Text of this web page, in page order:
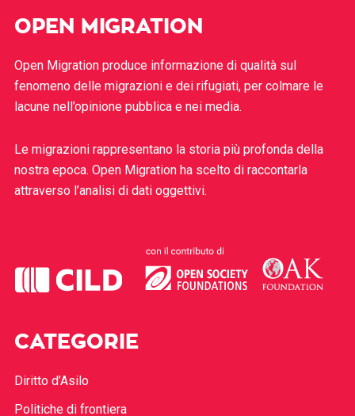
OPEN MIGRATION
Open Migration produce informazione di qualità sul
fenomeno delle migrazioni e dei rifugiati, per colmare le
lacune nell’opinione pubblica e nei media.
Le migrazioni rappresentano la storia più profonda della
nostra epoca. Open Migration ha scelto di raccontarla
attraverso l’analisi di dati oggettivi.
CATEGORIE
Diritto d’Asilo
Politiche di frontiera